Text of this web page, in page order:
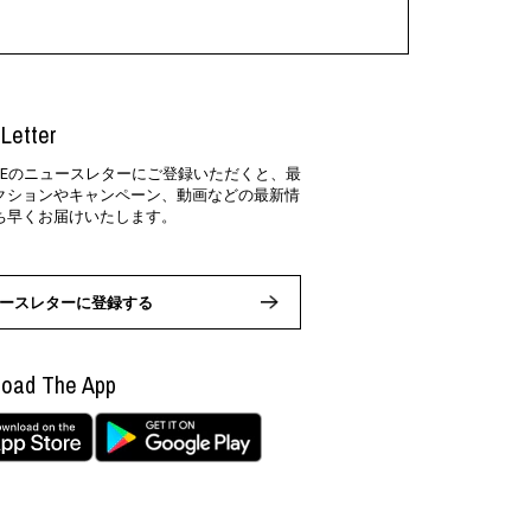
のニュースレターにご登録いただくと、最
ションやキャンペーン、動画などの最新情
くお届けいたします。
スレターに登録する
The App